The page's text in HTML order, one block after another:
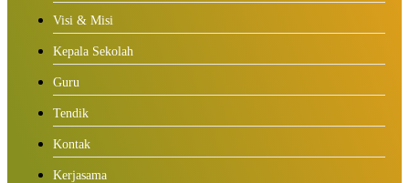
Visi & Misi
Kepala Sekolah
Guru
Tendik
Kontak
Kerjasama